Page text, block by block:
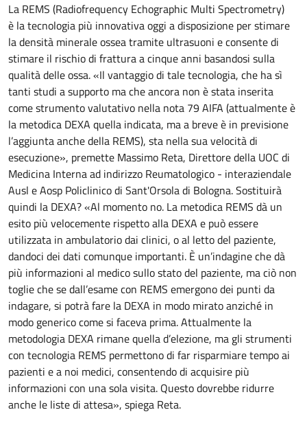
La REMS (Radiofrequency Echographic Multi Spectrometry)
è la tecnologia più innovativa oggi a disposizione per stimare
la densità minerale ossea tramite ultrasuoni e consente di
stimare il rischio di frattura a cinque anni basandosi sulla
qualità delle ossa. «Il vantaggio di tale tecnologia, che ha sì
tanti studi a supporto ma che ancora non è stata inserita
come strumento valutativo nella nota 79 AIFA (attualmente è
la metodica DEXA quella indicata, ma a breve è in previsione
l’aggiunta anche della REMS), sta nella sua velocità di
esecuzione», premette Massimo Reta, Direttore della UOC di
Medicina Interna ad indirizzo Reumatologico - interaziendale
Ausl e Aosp Policlinico di Sant'Orsola di Bologna. Sostituirà
quindi la DEXA? «Al momento no. La metodica REMS dà un
esito più velocemente rispetto alla DEXA e può essere
utilizzata in ambulatorio dai clinici, o al letto del paziente,
dandoci dei dati comunque importanti. È un’indagine che dà
più informazioni al medico sullo stato del paziente, ma ciò non
toglie che se dall’esame con REMS emergono dei punti da
indagare, si potrà fare la DEXA in modo mirato anziché in
modo generico come si faceva prima. Attualmente la
metodologia DEXA rimane quella d’elezione, ma gli strumenti
con tecnologia REMS permettono di far risparmiare tempo ai
pazienti e a noi medici, consentendo di acquisire più
informazioni con una sola visita. Questo dovrebbe ridurre
anche le liste di attesa», spiega Reta.